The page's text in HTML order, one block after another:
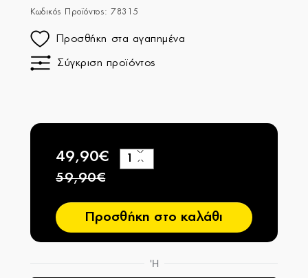
Κωδικός Προϊόντος: 78315
Προσθήκη στα αγαπημένα
Σύγκριση προϊόντος
49,90€
59,90€
−
+
Προσθήκη στο καλάθι